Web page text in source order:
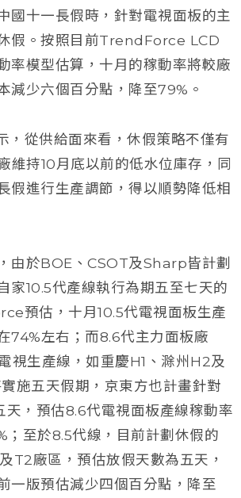
國十一長假時，針對電視面板的主
假。按照目前TrendForce LCD
率模型估算，十月的稼動率將較廠
減少六個百分點，降至79%。
從供給面來看，休假策略不僅有
維持10月底以前的低水位庫存，同
假進行生產調節，得以順勢降低相
由於BOE、CSOT及Sharp皆計劃
家10.5代產線執行為期五至七天的
預估，十月10.5代電視面板生產
74%左右；而8.6代主力面板廠
視生產線，如重慶H1、滁州H2及
施五天假期，京東方也計畫針對
天，預估8.6代電視面板產線稼動率
；至於8.5代線，目前計劃休假的
T2廠區，預估放假天數為五天，
一版預估減少四個百分點，降至